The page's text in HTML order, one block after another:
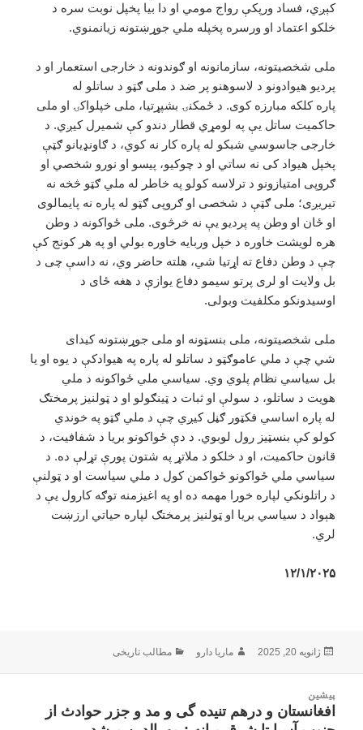
کېږي، فساد ورپکې رواج مومي او دا بیا پخپل نوبت سره د
خلکو اعتماد او ورسره پخپله ملي جوړښتونه زیانمنوي.
ملی شخصیتونه، سازمانونه او ګوندونه د خارجی استعمار او د
پردیو هیوادونو د لاسوهنو پر ضد د ملی ګټو د ساتلو له
پاره کلکه مبارزه کوی. د ځمکنۍ بشپړتیا، ملی خپلواکۍ او ملی
حاکمیت ساتل یې په لومړي قطار دندو کې شمیرل کیږي. د
خارجی جاسوسي شبکو له پاره کار نه کوي، د ګاونډیانو ګټې
پخپل هیواد کی نه ساتي او د چوکیو، پیسو او نورو شخصي او
ګروپی امتیازونو د ترلاسه کولو په خاطر له ملي ګټو څخه نه
تیریږی؛ ملی ګټې د شخصی او ګروپی ګټو له پاره نه پایمالوی
او ځان او وطن په پردیو یې نه خرڅوی. ملی ځواکونه د وطن
هره لویشت خاوره د خپل وربایه خاوره بولي او په هر کونج کې
چې د وطن دفاع ته اړتیا شي، هلته حاضر وي، نه داسې چی د
بل ولایت او لری پرتو سیمو دفاع یوازې د هغه ځای د
اوسیدونکو مکلفیت وبولی.
ملی شخصیتونه، ملی بنسټونه او ملی جوړښتونه کیدای
شي چې د ملي عاموګټو د ساتلو له پاره په هیوادکې د یوه او یا
بل سیاسي نظام پلوي وي. سیاسي ملي ځواکونه د ملي
هویت د ساتلو، د سولې او ثبات د ټینګولو او د ټولنیز پرمختګ
له پاره اساسي فکټور ګڼل کيږي چې د ملي ګټو په خوندي
کولو کې بنسټیز رول لوبوي. د دې ځواکونو بریا د شفافیت، د
قانون حاکمیت، او د خلکو د ملاتړ په شتون پورې تړلې ده. د
سیاسي ملي ځواکونو ځواکمن کول د ملي سیاست او د ټولنې
د راتلونکي لپاره خورا مهمه ده او په اغیزمنه توګه کارول یې د
هېواد د سیاسي بریا او ټولنیز پرمختګ لپاره حیاتي ارزښت
لري.
۱۲/۱/۲۰۲۵
ارسال
ژانویه 20, 2025 نویسنده
ماریا دارو دسته‌ها
مطالب تاریخی
نوشتهپیشین
نوشته
افغانستان و درهم تنیده گی و مد و جزر حوادث از